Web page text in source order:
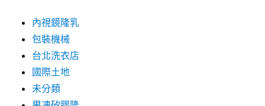
內視鏡隆乳
包裝機械
台北洗衣店
國際土地
未分類